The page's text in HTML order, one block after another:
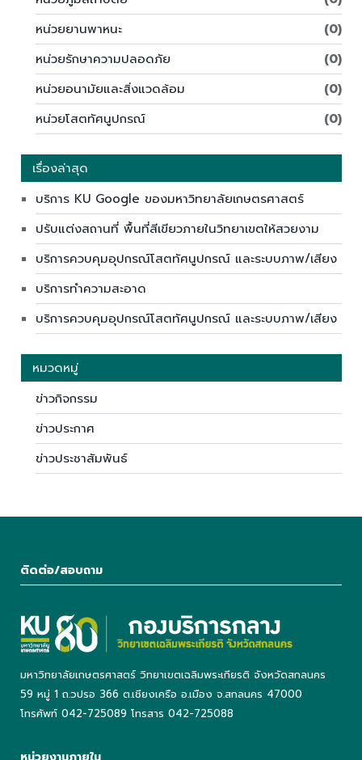
หน่วยยานพาหนะ
(0)
หน่วยรักษาความปลอดภัย
(0)
หน่วยอนามัยและสิ่งแวดล้อม
(0)
หน่วยโสตทัศนูปกรณ์
(0)
เรื่องล่าสุด
บริการ KU Google ของมหาวิทยาลัยเกษตรศาสตร์
ปรับแต่งสถานที่ พื้นที่สีเขียวภายในวิทยาเขตให้สวยงาม
บริการควบคุมอุปกรณ์โสตทัศนูปกรณ์ และระบบภาพ/เสียง
บริการทำความสะอาด
บริการควบคุมอุปกรณ์โสตทัศนูปกรณ์ และระบบภาพ/เสียง
หมวดหมู่
ข่าวกิจกรรม
ข่าวประกาศ
ข่าวประชาสัมพันธ์
ติดต่อ/สอบถาม
มหาวิทยาลัยเกษตรศาสตร์ วิทยาเขตเฉลิมพระเกียรติ จังหวัดสกลนคร
59 หมู่ 1 ถ.วปรอ 366 ต.เชียงเครือ อ.เมือง จ.สกลนคร 47000
โทรศัพท์ 042-725089 โทรสาร 042-725088